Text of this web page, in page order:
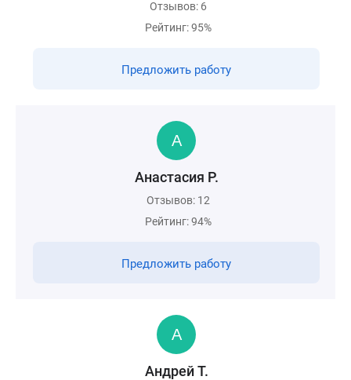
Отзывов: 6
Рейтинг: 95%
Предложить работу
Анастасия Р.
Отзывов: 12
Рейтинг: 94%
Предложить работу
Андрей Т.